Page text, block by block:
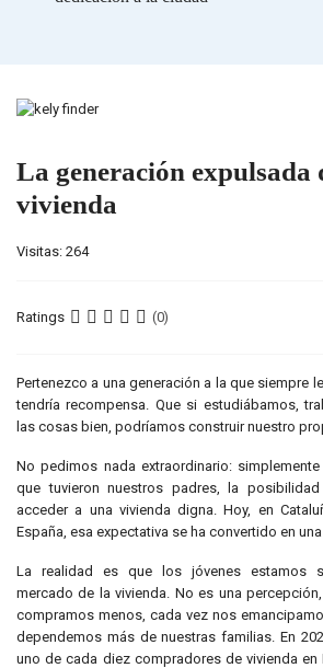
La generación expulsada
vivienda
Visitas: 264
Ratings (0)
Pertenezco a una generación a la que siempre
tendría recompensa. Que si estudiábamos,
las cosas bien, podríamos construir nuestro
No pedimos nada extraordinario:
que tuvieron nuestros padres, la
acceder a una vivienda digna. Hoy, en
España, esa expectativa se ha convertido en
La realidad es que los jóvenes estamos
mercado de la vivienda. No es una
compramos menos, cada vez nos
dependemos más de nuestras familias. En
uno de cada diez compradores de vivienda en